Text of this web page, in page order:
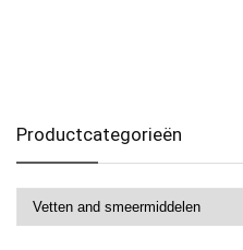
Productcategorieën